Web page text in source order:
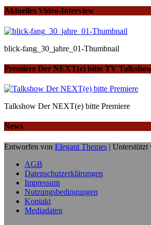
Aktuelles Video-Interview
blick-fang_30_jahre_01-Thumbnail
Premiere Der NEXT(e) bitte TV
Talkshow Der NEXT(e) bitte Premiere
News
Entworfen von Elegant Themes | Unterstützt
AGB
Datenschutzerklärungen
Impressum
Nutzungsbedingungen
Kontakt
Mediadaten